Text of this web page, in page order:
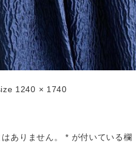
1240 × 1740
ありません。 * が付いている欄